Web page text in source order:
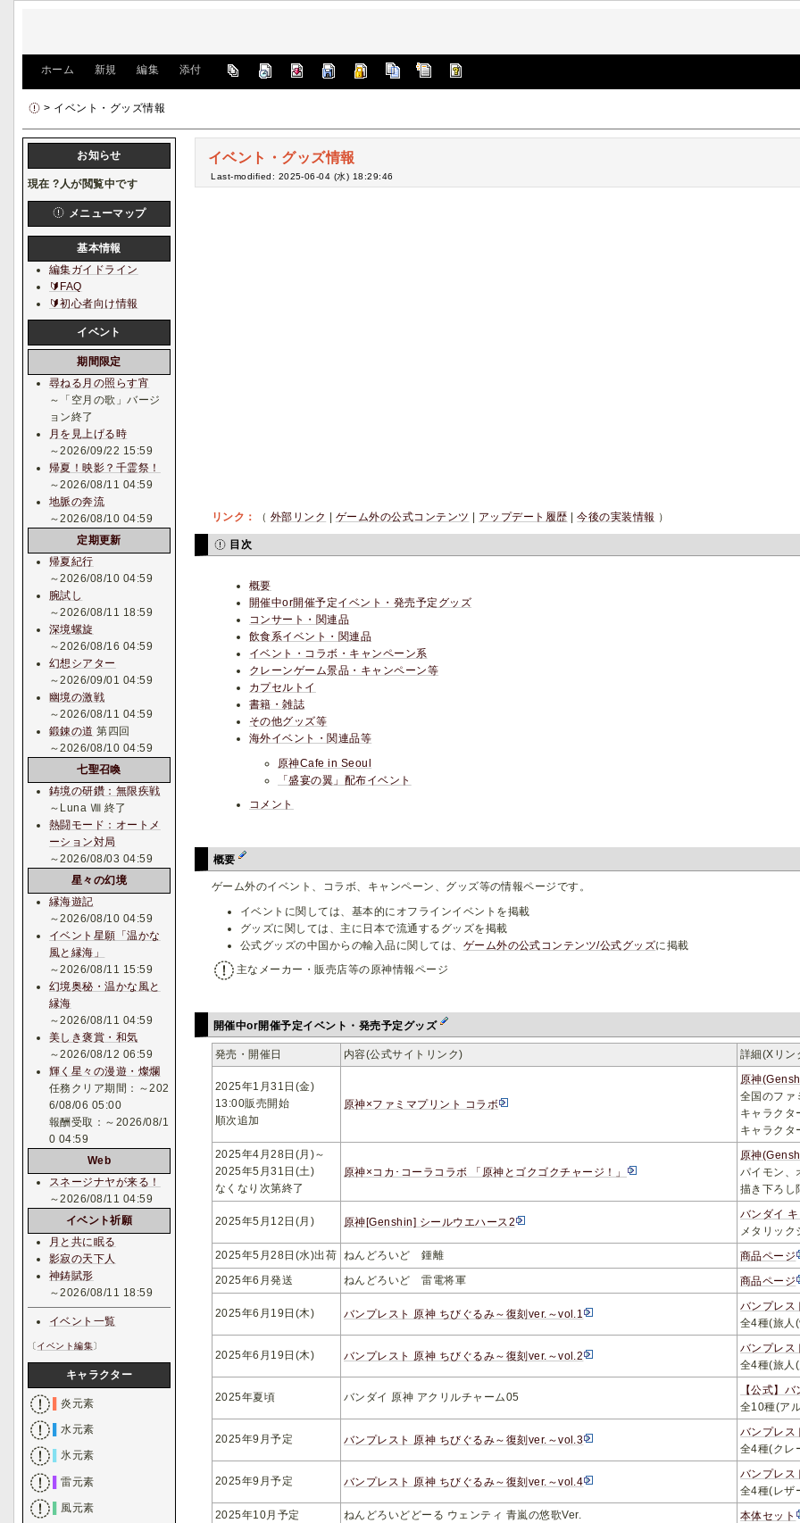
ホーム 新規 編集 添付
> イベント・グッズ情報
イベント・グッズ情報
Last-modified: 2025-06-04 (水) 18:29:46
リンク： （ 外部リンク ゲーム外の公式コンテンツ アップデート履歴 |今後の実装情報 ）
目次
概要
開催中or開催予定イベント・発売予定グッズ
コンサート・関連品
飲食系イベント・関連品
イベント・コラボ・キャンペーン系
クレーンゲーム景品・キャンペーン等
カプセルトイ
書籍・雑誌
その他グッズ等
海外イベント・関連品等
原神Cafe in Seoul
「盛宴の翼」配布イベント
コメント
概要
ゲーム外のイベント、コラボ、キャンペーン、グッズ等の情報ページです。
イベントに関しては、基本的にオフラインイベントを掲載
グッズに関しては、主に日本で流通するグッズを掲載
公式グッズの中国からの輸入品に関しては、 ゲーム外の公式コンテンツ/公式グッズに掲載
主なメーカー・販売店等の原神情報ページ
開催中or開催予定イベント・発売予定グッズ
発売・開催日 内容(公式サイトリンク) 詳細(Xリン
2025年1月31日(金)
13:00販売開始
順次追加
原神×ファミマプリント コラボ
原神
全国のファ
キャラクタ
キャラクタ
2025年4月28日(月)～
2025年5月31日(土)
なくなり次第終了
原神×コカ･コーラコラボ 「原神とゴクゴクチャージ！」
原神
パイモン、
描き下ろし
2025年5月12日(月) 原神[Genshin] シールウエハース2
バンダイ
メタリッ
2025年5月28日(水)出荷 ねんどろいど 鍾離 商品ページ
2025年6月発送
ねんどろいど 雷電将軍 商品ページ
2025年6月19日(木) バンプレスト 原神 ちびぐるみ～復刻ver.～vol.1
バンプレス
全4種(旅人
2025年6月19日(木) バンプレスト 原神 ちびぐるみ～復刻ver.～vol.2
バンプレス
全4種(旅人
2025年夏頃 バンダイ 原神 アクリルチャーム05
【公式】
全10種(ア
2025年9月予定 バンプレスト 原神 ちびぐるみ～復刻ver.～vol.3
バンプレス
全4種(クレ
2025年9月予定 バンプレスト 原神 ちびぐるみ～復刻ver.～vol.4
バンプレス
全4種(レザ
2025年10月予定
ねんどろいどどーる ウェンティ 青嵐の悠歌Ver. 本体セット
お知らせ
現在?人が閲覧中です
メニューマップ
基本情報
編集ガイドライン
🔰FAQ
🔰初心者向け情報
イベント
期間限定
尋ねる月の照らす宵
～「空月の歌」バージ
ョン終了
月を見上げる時
～2026/09/22 15:59
帰夏！映影？千霊祭！
～2026/08/11 04:59
地脈の奔流
～2026/08/10 04:59
定期更新
帰夏紀行
～2026/08/10 04:59
腕試し
～2026/08/11 18:59
深境螺旋
～2026/08/16 04:59
幻想シアター
～2026/09/01 04:59
幽境の激戦
～2026/08/11 04:59
鍛錬の道 第四回
～2026/08/10 04:59
七聖召喚
鋳境の研鑽：無限疾戦
～Luna Ⅷ 終了
熱闘モード：オートメ
ーション対局
～2026/08/03 04:59
星々の幻境
縁海遊記
～2026/08/10 04:59
イベント星願「温かな
風と縁海」
～2026/08/11 15:59
幻境奥秘・温かな風と
縁海
～2026/08/11 04:59
美しき褒賞・和気
～2026/08/12 06:59
輝く星々の漫遊・燦爛
任務クリア期間：～202
6/08/06 05:00
報酬受取：～2026/08/1
0 04:59
Web
スネージナヤが来る！
～2026/08/11 04:59
イベント祈願
月と共に眠る
影寂の天下人
神鋳賦形
～2026/08/11 18:59
イベント一覧
〔 イベント編集〕
キャラクター
▌炎元素
▌水元素
▌氷元素
▌雷元素
風元素